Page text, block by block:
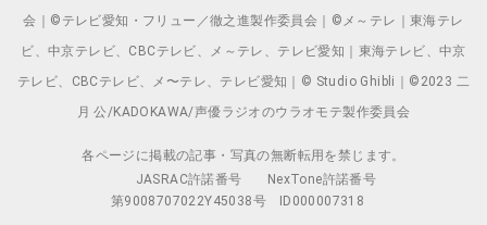
会｜©テレビ愛知・フリュー／徹之進製作委員会｜©メ～テレ｜東海テレ
ビ、中京テレビ、CBCテレビ、メ～テレ、テレビ愛知｜東海テレビ、中京
テレビ、CBCテレビ、メ〜テレ、テレビ愛知｜© Studio Ghibli｜©2023 二
月 公/KADOKAWA/声優ラジオのウラオモテ製作委員会
各ページに掲載の記事・写真の無断転用を禁じます。
JASRAC許諾番号
NexTone許諾番号
第9008707022Y45038号
ID000007318